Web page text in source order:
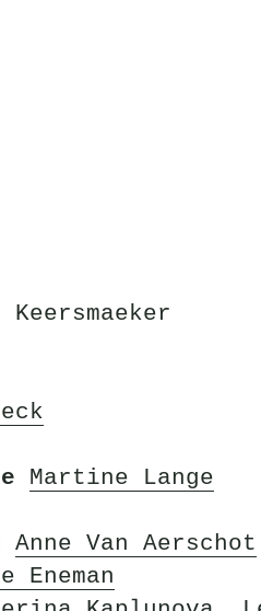
Martine Lange
Anne Van Aerschot
Eneman